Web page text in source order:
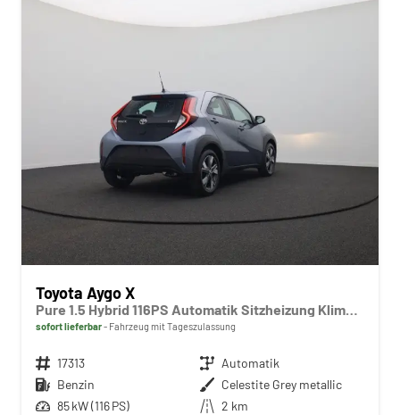
Toyota Aygo X
Pure 1.5 Hybrid 116PS Automatik Sitzheizung Klimaautomatik Rückf.Kamera AbstandsTempomat Nebelscheinw. Multifunktionslenkrad Bluetooth Touchscreen Apple CarPlay + Android Auto 2xKeyless
sofort lieferbar Fahrzeug mit Tageszulassung
Fahrzeugnr. 17313 Getriebe Automatik
Kraftstoff Benzin Außenfarbe Celestite Grey metallic
Leistung 85 kW (116 PS) Kilometerstand 2 km